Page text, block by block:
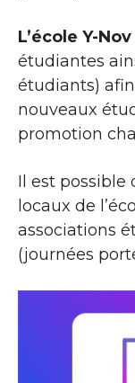
L’école Y-Nov
étudiantes
étudiants)
nouveaux
promotion
Il est possible
locaux de
associations
(journées